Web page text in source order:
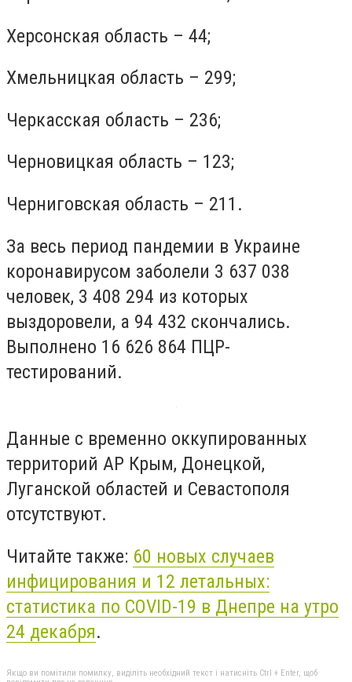
Херсонская область – 44;
Хмельницкая область – 299;
Черкасская область – 236;
Черновицкая область – 123;
Черниговская область – 211.
За весь период пандемии в Украине
коронавирусом заболели 3 637 038
человек, 3 408 294 из которых
выздоровели, а 94 432 скончались.
Выполнено 16 626 864 ПЦР-
тестирований.
Данные с временно оккупированных
территорий АР Крым, Донецкой,
Луганской областей и Севастополя
отсутствуют.
Читайте также: 60 новых случаев
инфицирования и 12 летальных:
статистика по COVID-19 в Днепре на утро
24 декабря.
Якщо ви помітили помилку, виділіть необхідний текст і натисніть Ctrl + Enter, щоб